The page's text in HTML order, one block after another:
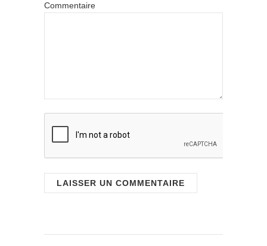
Commentaire